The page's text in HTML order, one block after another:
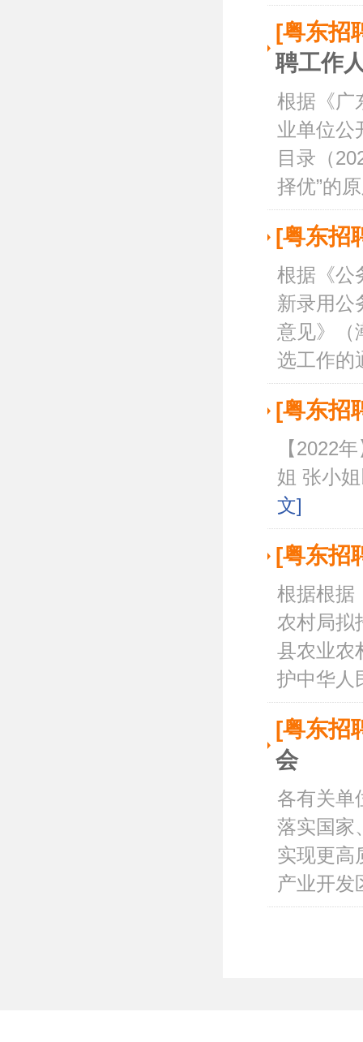
[粤东招
聘工作
根据《广
业单位公
目录（
择优”的
[粤东招
根据《公
新录用公
意见》（
选工作的
[粤东招
【2022
姐 张小
文]
[粤东招
根据根据
农村局拟
县农业农
护中华人
[粤东招
会
各有关单
落实国家
实现更高
产业开发